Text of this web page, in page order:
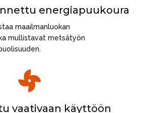
energiapuukoura
maailmanluokan
mullistavat metsätyön

vaativaan käyttöön